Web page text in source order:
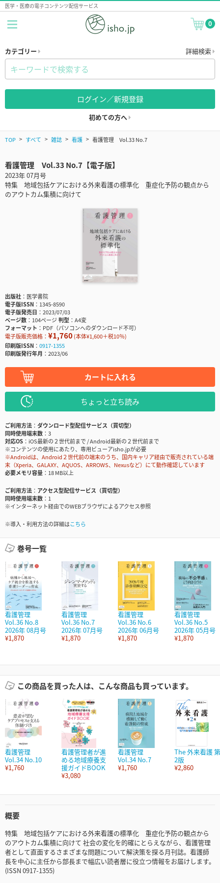
医学・医療の電子コンテンツ配信サービス
0
カテゴリー 詳細検索
ログイン／新規登録
初めての方へ
TOP すべて 雑誌 看護 看護管理 Vol.33 No.7
看護管理 Vol.33 No.7【電子版】
2023年 07月号
特集 地域包括ケアにおける外来看護の標準化 重症化予防の観点から
のアウトカム集積に向けて
出版社
医学書院
電子版ISSN
1345-8590
電子版発売日
2023/07/03
ページ数
104ページ判型
A4変
フォーマット
PDF（パソコンへのダウンロード不可）
電子版販売価格： ¥1,760(本体¥1,600＋税10％)
印刷版ISSN
0917-1355
印刷版発行年月
2023/06
カートに入れる
ちょっと立ち読み
ご利用方法
ダウンロード型配信サービス（買切型）
同時使用端末数
3
対応OS
iOS最新の２世代前まで / Android最新の２世代前まで
※コンテンツの使用にあたり、専用ビューアisho.jpが必要
※Androidは、Android２世代前の端末のうち、国内キャリア経由で販売されている端
末（Xperia、GALAXY、AQUOS、ARROWS、Nexusなど）にて動作確認しています
必要メモリ容量
18 MB以上
ご利用方法
アクセス型配信サービス（買切型）
同時使用端末数
1
※インターネット経由でのWEBブラウザによるアクセス参照
※導入・利用方法の詳細はこちら
巻号一覧
看護管理
Vol.36 No.8
2026年 08月号
¥1,870
看護管理
Vol.36 No.7
2026年 07月号
¥1,870
看護管理
Vol.36 No.6
2026年 06月号
¥1,870
看護管理
Vol.36 No.5
2026年 05月号
¥1,870
この商品を買った人は、こんな商品も買っています。
看護管理
Vol.34 No.10
¥1,760
看護管理者が進
める地域療養支
援ガイドBOOK
¥3,080
看護管理
Vol.34 No.7
¥1,760
The 外来看護 第
2版
¥2,860
概要
特集 地域包括ケアにおける外来看護の標準化 重症化予防の観点から
のアウトカム集積に向けて 社会の変化を的確にとらえながら、看護管理
者として直面するさまざまな問題について解決策を探る月刊誌。看護師
長を中心に主任から部長まで幅広い読者層に役立つ情報をお届けします。
(ISSN 0917-1355)